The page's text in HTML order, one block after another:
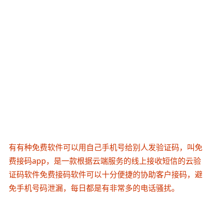
有有种免费软件可以用自己手机号给别人发验证码，叫免
费接码app，是一款根据云端服务的线上接收短信的云验
证码软件免费接码软件可以十分便捷的协助客户接码，避
免手机号码泄漏，每日都是有非常多的电话骚扰。